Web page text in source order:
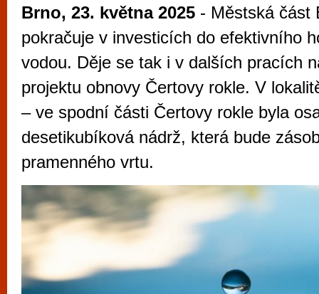
Brno, 23. května 2025 - Městská část
pokračuje v investicích do efektivního
vodou. Děje se tak i v dalších pracích
projektu obnovy Čertovy rokle. V
– ve spodní části Čertovy rokle byla
desetikubíková nádrž, která bude
pramenného vrtu.
Brno je
zajímavé
restaurace,
Mimo jiné je ale také místem, kde si
vyzkoušet různé kasinové hry. V
metropoli naleznete širokou nabídku her
po moderní automaty jak pro pravidelné
příležitostné hráče. V...